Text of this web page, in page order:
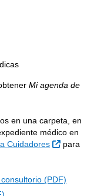
Mi agenda de
en una carpeta, en
médico en
Cuidadores Sitio
para
(PDF)